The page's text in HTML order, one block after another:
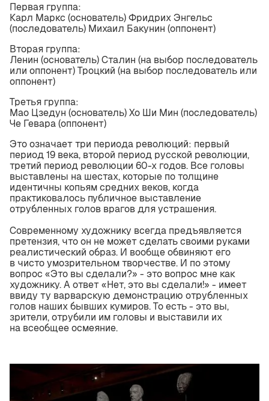
Первая группа:
Карл Маркс (основатель) Фридрих Энгельс
(последователь) Михаил Бакунин (оппонент)
Вторая группа:
Ленин (основатель) Сталин (на выбор последователь
или оппонент) Троцкий (на выбор последователь или
оппонент)
Третья группа:
Мао Цзедун (основатель) Хо Ши Мин (последователь)
Че Гевара (оппонент)
Это означает три периода революций: первый
период 19 века, второй период русской революции,
третий период революции 60-х годов. Все головы
выставлены на шестах, которые по толщине
идентичны копьям средних веков, когда
практиковалось публичное выставление
отрубленных голов врагов для устрашения.
Современному художнику всегда предъявляется
претензия, что он не может сделать своими руками
реалистический образ. И вообще обвиняют его
в чисто умозрительном творчестве. И по этому
вопрос «Это вы сделали?» - это вопрос мне как
художнику. А ответ «Нет, это вы сделали!» - имеет
ввиду ту варварскую демонстрацию отрубленных
голов наших бывших кумиров. То есть - это вы,
зрители, отрубили им головы и выставили их
на всеобщее осмеяние.